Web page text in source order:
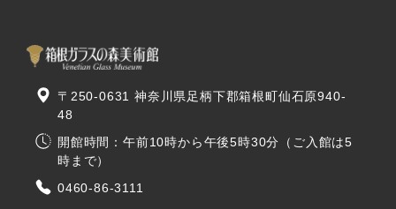
〒250-0631 神奈川県足柄下郡箱根町仙石原940-
48
開館時間：午前10時から午後5時30分（ご入館は5
時まで）
0460-86-3111